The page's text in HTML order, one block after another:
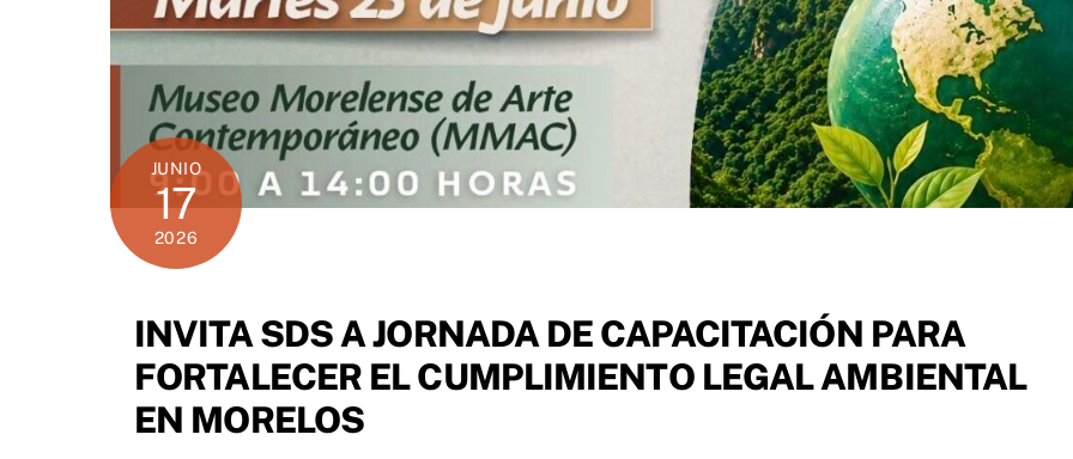
JUNIO
17
2026
INVITA SDS A JORNADA DE CAPACITACIÓN PARA
FORTALECER EL CUMPLIMIENTO LEGAL AMBIENTAL
EN MORELOS